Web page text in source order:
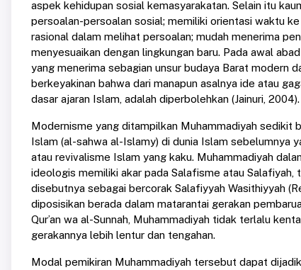
aspek kehidupan sosial kemasyarakatan. Selain itu
persoalan-persoalan sosial; memiliki orientasi waktu
rasional dalam melihat persoalan; mudah menerima
menyesuaikan dengan lingkungan baru. Pada awal
yang menerima sebagian unsur budaya Barat modern
berkeyakinan bahwa dari manapun asalnya ide atau
dasar ajaran Islam, adalah diperbolehkan (Jainuri, 2004).
Modernisme yang ditampilkan Muhammadiyah sedikit
Islam (al-sahwa al-Islamy) di dunia Islam sebelumnya
atau revivalisme Islam yang kaku. Muhammadiyah
ideologis memiliki akar pada Salafisme atau
disebutnya sebagai bercorak Salafiyyah Wasithiyyah
diposisikan berada dalam matarantai gerakan
Qur’an wa al-Sunnah, Muhammadiyah tidak terlalu
gerakannya lebih lentur dan tengahan.
Modal pemikiran Muhammadiyah tersebut dapat